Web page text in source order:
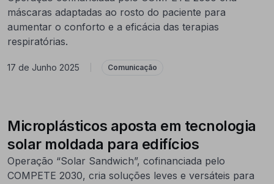
máscaras adaptadas ao rosto do paciente para
aumentar o conforto e a eficácia das terapias
respiratórias.
17 de Junho 2025 Comunicação
Microplásticos aposta em tecnologia
solar moldada para edifícios
Operação “Solar Sandwich”, cofinanciada pelo
COMPETE 2030, cria soluções leves e versáteis para